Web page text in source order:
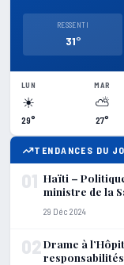
RESSENTI
31°
LUN
☀
29°
MAR
⛅
27°
TENDANCES DU
01 Haïti –
ministre de la
29 Déc 2024
02Drame à